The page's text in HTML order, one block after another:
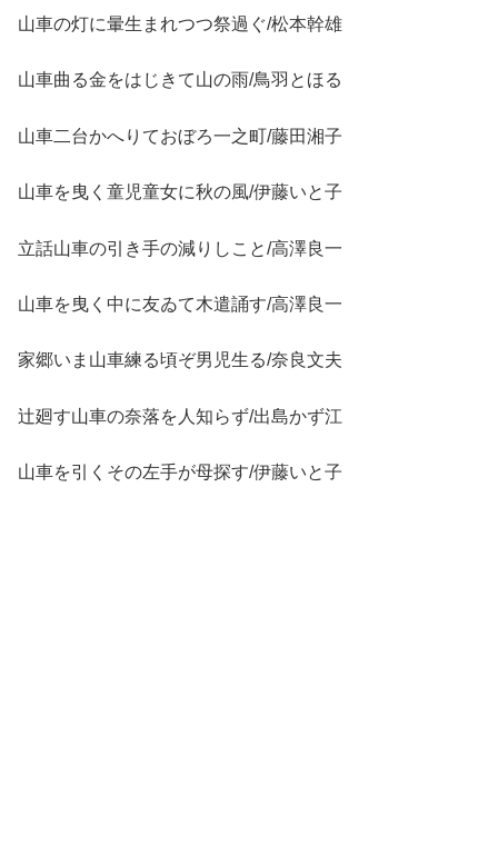
山車の灯に暈生まれつつ祭過ぐ/松本幹雄
山車曲る金をはじきて山の雨/鳥羽とほる
山車二台かへりておぼろ一之町/藤田湘子
山車を曳く童児童女に秋の風/伊藤いと子
立話山車の引き手の減りしこと/高澤良一
山車を曳く中に友ゐて木遣誦す/高澤良一
家郷いま山車練る頃ぞ男児生る/奈良文夫
辻廻す山車の奈落を人知らず/出島かず江
山車を引くその左手が母探す/伊藤いと子